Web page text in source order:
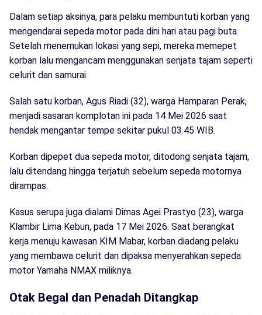
Dalam setiap aksinya, para pelaku membuntuti korban yang
mengendarai sepeda motor pada dini hari atau pagi buta.
Setelah menemukan lokasi yang sepi, mereka memepet
korban lalu mengancam menggunakan senjata tajam seperti
celurit dan samurai.
Salah satu korban, Agus Riadi (32), warga Hamparan Perak,
menjadi sasaran komplotan ini pada 14 Mei 2026 saat
hendak mengantar tempe sekitar pukul 03.45 WIB.
Korban dipepet dua sepeda motor, ditodong senjata tajam,
lalu ditendang hingga terjatuh sebelum sepeda motornya
dirampas.
Kasus serupa juga dialami Dimas Agei Prastyo (23), warga
Klambir Lima Kebun, pada 17 Mei 2026. Saat berangkat
kerja menuju kawasan KIM Mabar, korban diadang pelaku
yang membawa celurit dan dipaksa menyerahkan sepeda
motor Yamaha NMAX miliknya.
Otak Begal dan Penadah Ditangkap